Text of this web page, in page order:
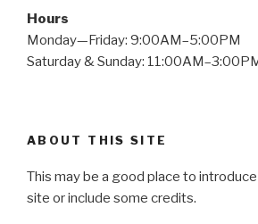
Hours
Monday—Friday: 9:00AM–5:00PM
Saturday & Sunday:
ABOUT THIS SITE
This may be a good place to
site or include some credits.